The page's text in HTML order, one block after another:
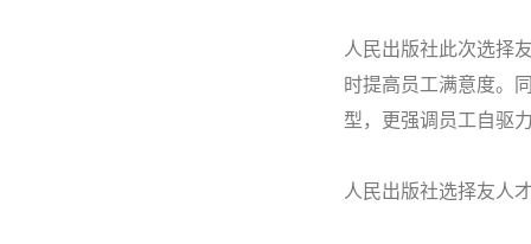
人民出版社此次选择
时提高员工满意度。
型，更强调员工自驱
人民出版社选择友人